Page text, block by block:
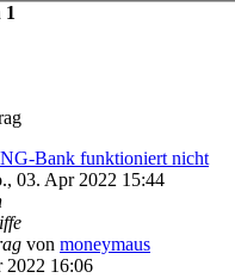
1
Bank funktioniert nicht
03. Apr 2022 15:44
von moneymaus
16:06